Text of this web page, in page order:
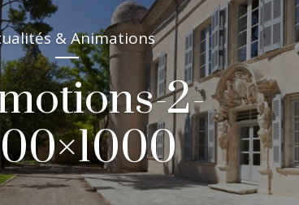
& Animations
2-